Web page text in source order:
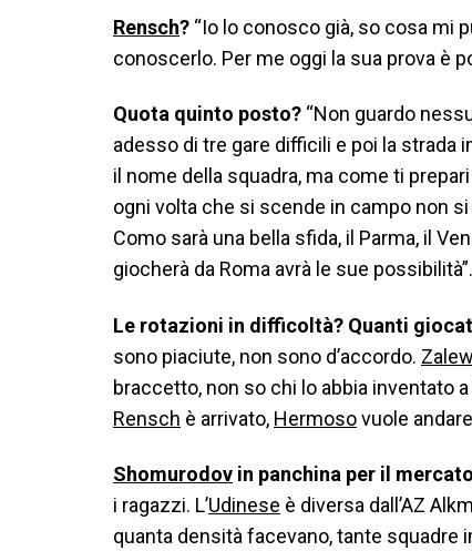
Rensch? “Io lo conosco già, so cosa mi
conoscerlo. Per me oggi la sua prova è
Quota quinto posto? “Non guardo
adesso di tre gare difficili e poi la strada
il nome della squadra, ma come ti
ogni volta che si scende in campo non
Como sarà una bella sfida, il Parma, il
giocherà da Roma avrà le sue possibilità”.
Le rotazioni in difficoltà? Quanti
sono piaciute, non sono d’accordo.
braccetto, non so chi lo abbia inventato
Rensch è arrivato, Hermosovuole
Shomurodov in panchina per il
i ragazzi. L’Udinese è diversa dall’AZ
quanta densità facevano, tante squadre